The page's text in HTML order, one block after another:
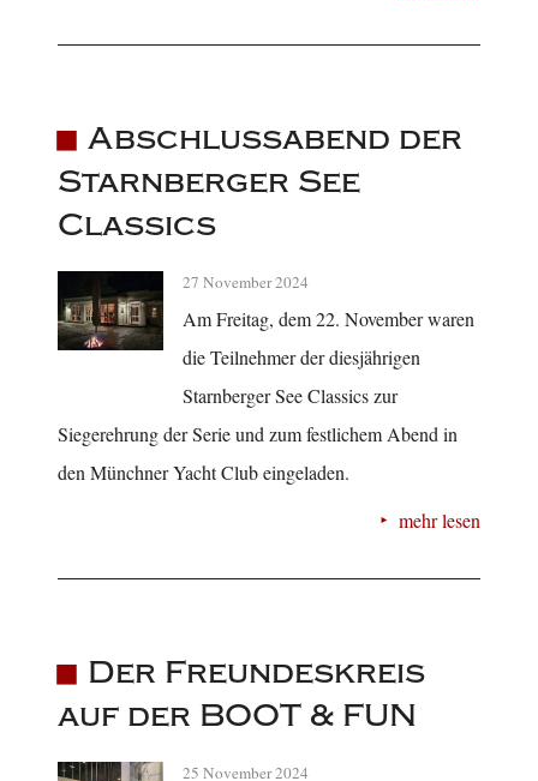
Abschlussabend der
Starnberger See
Classics
27 November 2024
Am Freitag, dem 22. November waren
die Teilnehmer der diesjährigen
Starnberger See Classics zur
Siegerehrung der Serie und zum festlichem Abend in
den Münchner Yacht Club eingeladen.
mehr lesen
Der Freundeskreis
auf der BOOT & FUN
25 November 2024